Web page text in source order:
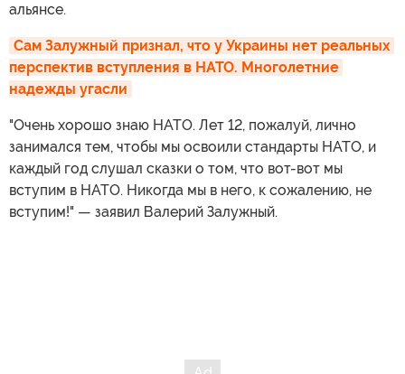
альянсе.
Сам Залужный признал, что у Украины нет реальных
перспектив вступления в НАТО. Многолетние
надежды угасли
"Очень хорошо знаю НАТО. Лет 12, пожалуй, лично
занимался тем, чтобы мы освоили стандарты НАТО, и
каждый год слушал сказки о том, что вот-вот мы
вступим в НАТО. Никогда мы в него, к сожалению, не
вступим!" — заявил Валерий Залужный.